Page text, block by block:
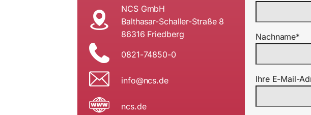
NCS GmbH
Balthasar-Schaller-Straße 8
86316 Friedberg
0821-74850-0
ed.sc
n@ofn
i
ncs.de
Nachname*
Ihre E-Mail-